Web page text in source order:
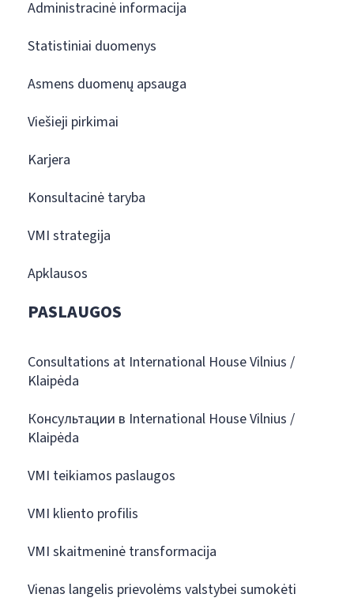
Administracinė informacija
Statistiniai duomenys
Asmens duomenų apsauga
Viešieji pirkimai
Karjera
Konsultacinė taryba
VMI strategija
Apklausos
PASLAUGOS
Consultations at International House Vilnius /
Klaipėda
Консультации в International House Vilnius /
Klaipėda
VMI teikiamos paslaugos
VMI kliento profilis
VMI skaitmeninė transformacija
Vienas langelis prievolėms valstybei sumokėti